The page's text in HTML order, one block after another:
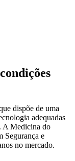
dispõe de uma
adequadas
A Medicina do
Segurança e
no mercado.